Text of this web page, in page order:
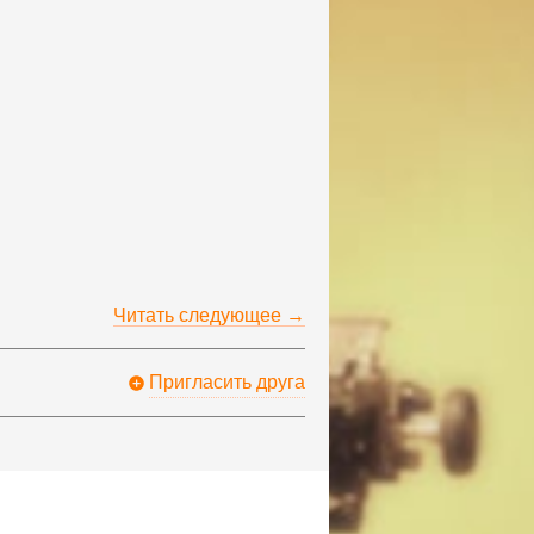
Читать следующее →
Пригласить друга